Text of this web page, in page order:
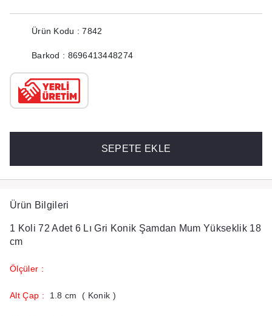
Ürün Kodu : 7842
Barkod : 8696413448274
SEPETE EKLE
Ürün Bilgileri
1 Koli 72 Adet 6 Lı Gri Konik Şamdan Mum Yükseklik 18
cm
Ölçüler :
​Alt Çap : 1.8 cm ( Konik )